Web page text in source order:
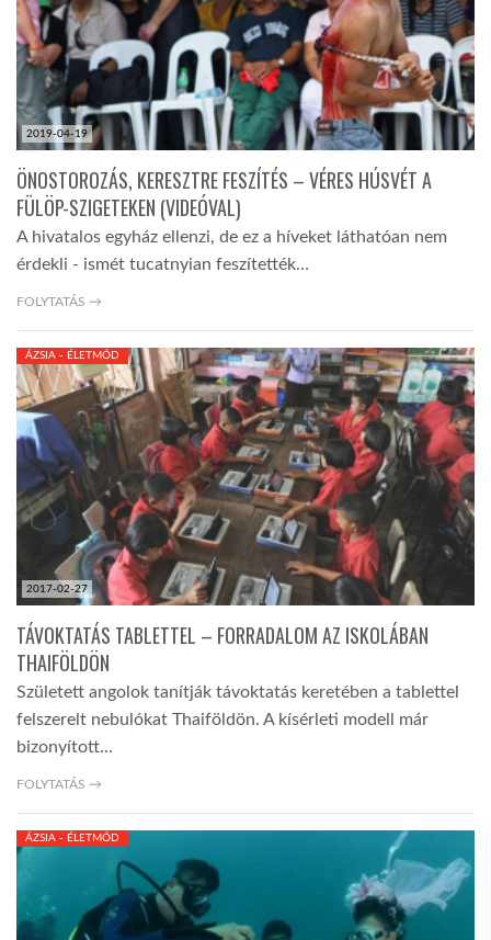
GLOBOTV
AFRIKA TUDÁSTÁR
A NAP SZÉPE
LINKTR.EE
GLOBOZSARU
DOBRAVERO.HU
LATIMO.HU
GLOBOBOOK
2019-04-19
ÖNOSTOROZÁS, KERESZTRE FESZÍTÉS – VÉRES HÚSVÉT A
FÜLÖP-SZIGETEKEN (VIDEÓVAL)
A hivatalos egyház ellenzi, de ez a híveket láthatóan nem
érdekli - ismét tucatnyian feszítették…
FOLYTATÁS →
2017-02-27
ÁZSIA - ÉLETMÓD
TÁVOKTATÁS TABLETTEL – FORRADALOM AZ ISKOLÁBAN
THAIFÖLDÖN
Született angolok tanítják távoktatás keretében a tablettel
felszerelt nebulókat Thaiföldön. A kísérleti modell már
bizonyított…
FOLYTATÁS →
ÁZSIA - ÉLETMÓD